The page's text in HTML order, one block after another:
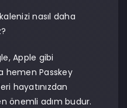
nasıl daha
Apple gibi
hemen Passkey
hayatınızdan
önemli adım budur.